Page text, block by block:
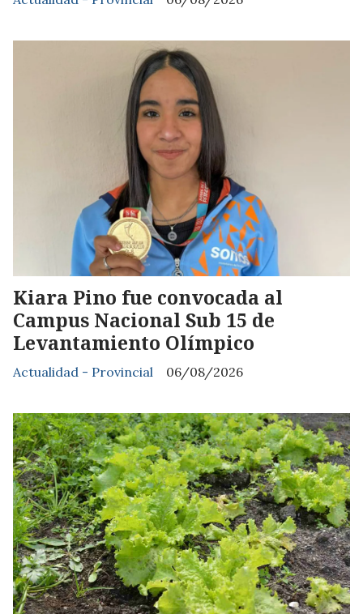
Kiara Pino fue convocada al
Campus Nacional Sub 15 de
Levantamiento Olímpico
Actualidad - Provincial 06/08/2026